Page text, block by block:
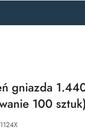
gniazda
100 sztuk)